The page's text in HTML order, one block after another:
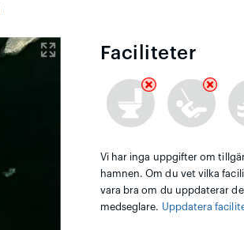
Faciliteter
Vi har inga uppgifter om
hamnen. Om du vet vilka
vara bra om du uppdaterar
medseglare. Uppdatera